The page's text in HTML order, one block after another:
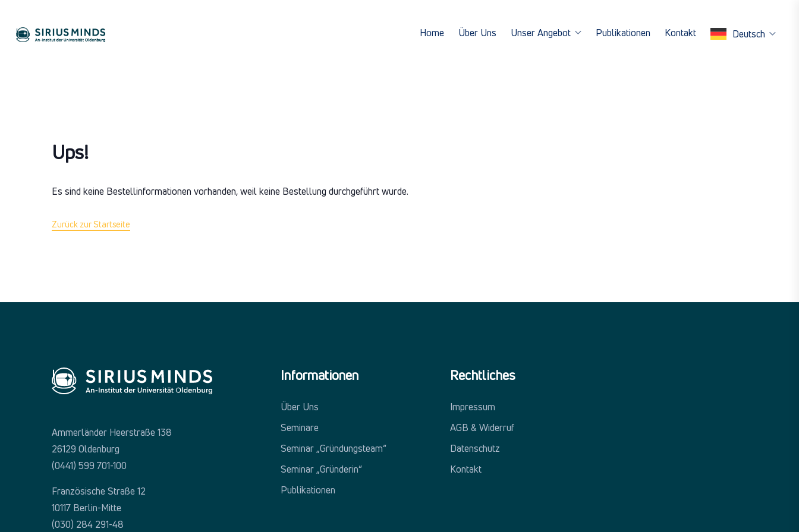
Home Über Uns Unser Angebot Publikationen Kontakt Deutsch
Ups!
Es sind keine Bestellinformationen vorhanden, weil keine Bestellung durchgeführt wurde.
Zurück zur Startseite
Ammerländer Heerstraße 138
26129 Oldenburg
(0441) 599 701-100
Französische Straße 12
10117 Berlin-Mitte
(030) 284 291-48
Informationen
Über Uns
Seminare
Seminar „Gründungsteam“
Seminar „Gründerin“
Publikationen
Rechtliches
Impressum
AGB & Widerruf
Datenschutz
Kontakt